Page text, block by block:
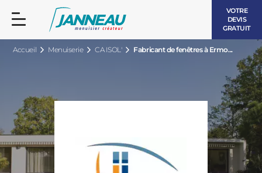
VOTRE
DEVIS
GRATUIT
Accueil Menuiserie CA ISOL' Fabricant de fenêtres à Ermo...
FENÊTRES ET PORTES-FENÊTRES
BAIES VITRÉES
LES CONTEMPORAINES